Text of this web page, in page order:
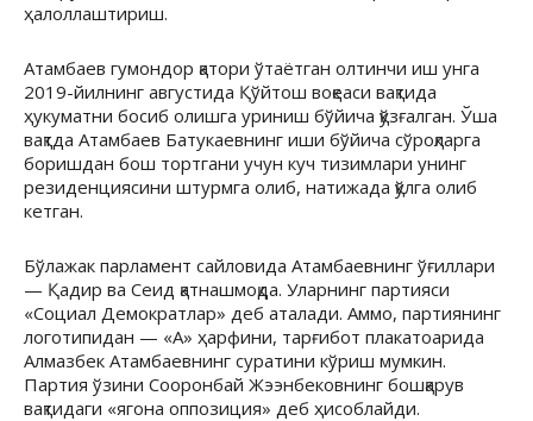
ҳалоллаштириш.
Атамбаев гумондор қатори ўтаётган олтинчи иш унга
2019-йилнинг августида Қўйтош воқеаси вақтида
ҳукуматни босиб олишга уриниш бўйича қўзғалган. Ўша
вақтда Атамбаев Батукаевнинг иши бўйича сўроқларга
боришдан бош тортгани учун куч тизимлари унинг
резиденциясини штурмга олиб, натижада қўлга олиб
кетган.
Бўлажак парламент сайловида Атамбаевнинг ўғиллари
— Қадир ва Сеид қатнашмоқда. Уларнинг партияси
«Социал Демократлар» деб аталади. Аммо, партиянинг
логотипидан — «А» ҳарфини, тарғибот плакатоарида
Алмазбек Атамбаевнинг суратини кўриш мумкин.
Партия ўзини Сооронбай Жээнбековнинг бошқарув
вақтидаги «ягона оппозиция» деб ҳисоблайди.